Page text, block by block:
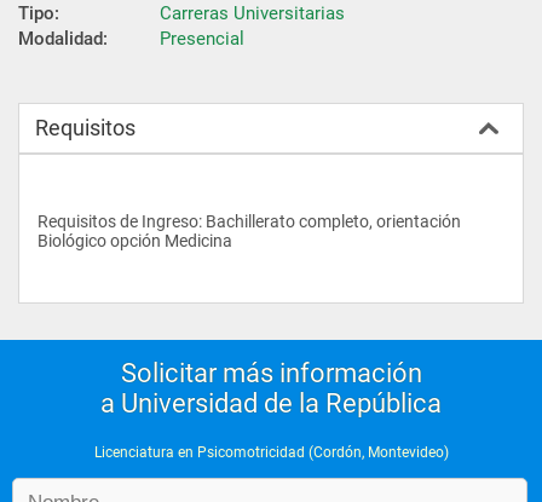
Tipo:
Carreras Universitarias
Modalidad:
Presencial
Requisitos
Requisitos de Ingreso: Bachillerato completo, orientación
Biológico opción Medicina
Solicitar más información
a Universidad de la República
Licenciatura en Psicomotricidad (Cordón, Montevideo)